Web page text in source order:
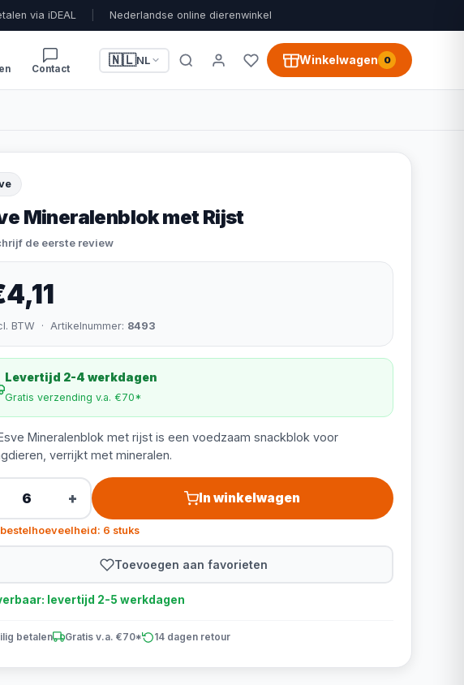
via iDEAL Nederlandse online dierenwinkel
Contact
🇳🇱NL Winkelwagen 0
Mineralenblok met Rijst
de eerste review
BTW · Artikelnummer: 8493
Levertijd 2-4 werkdagen
Gratis verzending v.a. €70*
Mineralenblok met rijst is een voedzaam snackblok voor
verrijkt met mineralen.
+ In winkelwagen
6 stuks
Toevoegen aan favorieten
levertijd 2-5 werkdagen
betalen Gratis v.a. €70* 14 dagen retour